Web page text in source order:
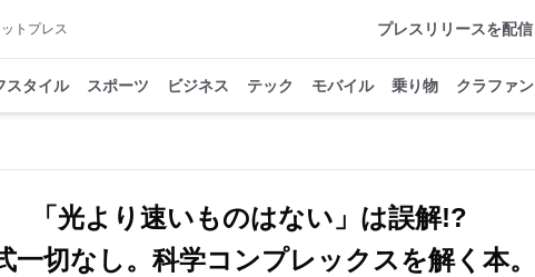
トプレス プレスリリースを配信
スタイル スポーツ ビジネス テック モバイル 乗り物 クラファン
「光より速いものはない」は誤解!?
一切なし。科学コンプレックスを解く本。